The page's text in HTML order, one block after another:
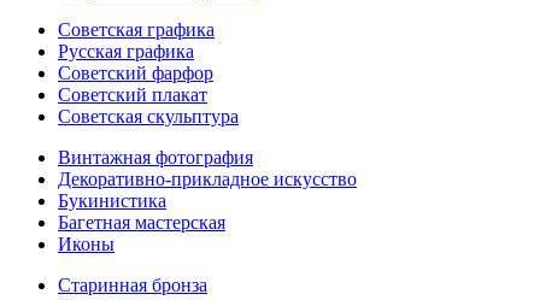
Советская графика
Русская графика
Советский фарфор
Советский плакат
Советская скульптура
Винтажная фотография
Декоративно-прикладное искусство
Букинистика
Багетная мастерская
Иконы
Старинная бронза